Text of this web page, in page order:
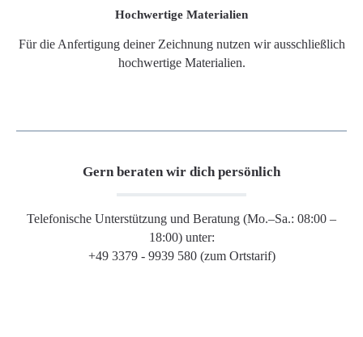
Hochwertige Materialien
Für die Anfertigung deiner Zeichnung nutzen wir ausschließlich
hochwertige Materialien.
Gern beraten wir dich persönlich
Telefonische Unterstützung und Beratung (Mo.–Sa.: 08:00 –
18:00) unter:
+49 3379 - 9939 580 (zum Ortstarif)